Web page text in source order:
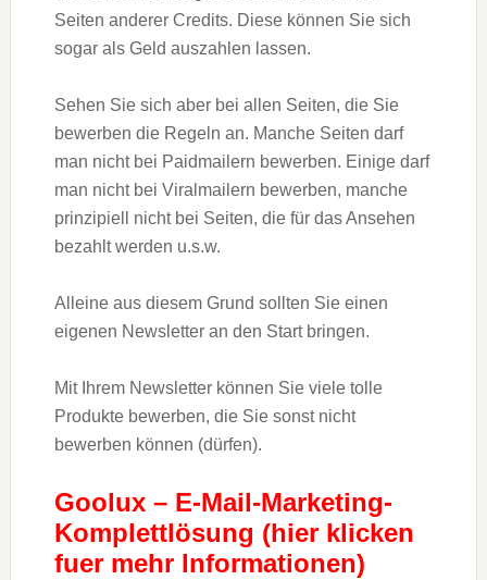
Seiten anderer Credits. Diese können Sie sich
sogar als Geld auszahlen lassen.
Sehen Sie sich aber bei allen Seiten, die Sie
bewerben die Regeln an. Manche Seiten darf
man nicht bei Paidmailern bewerben. Einige darf
man nicht bei Viralmailern bewerben, manche
prinzipiell nicht bei Seiten, die für das Ansehen
bezahlt werden u.s.w.
Alleine aus diesem Grund sollten Sie einen
eigenen Newsletter an den Start bringen.
Mit Ihrem Newsletter können Sie viele tolle
Produkte bewerben, die Sie sonst nicht
bewerben können (dürfen).
Goolux – E-Mail-Marketing-
Komplettlösung (hier klicken
fuer mehr Informationen)